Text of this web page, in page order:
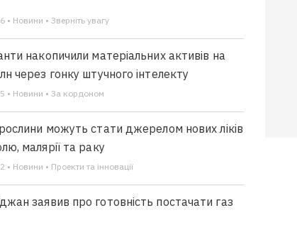
• Новини • Зверніть увагу
накопичили матеріальних активів на
через гонку штучного інтелекту
• Новини • За кордоном
можуть стати джерелом нових ліків
малярії та раку
• Новини • Проекти та інновації
заявив про готовність постачати газ